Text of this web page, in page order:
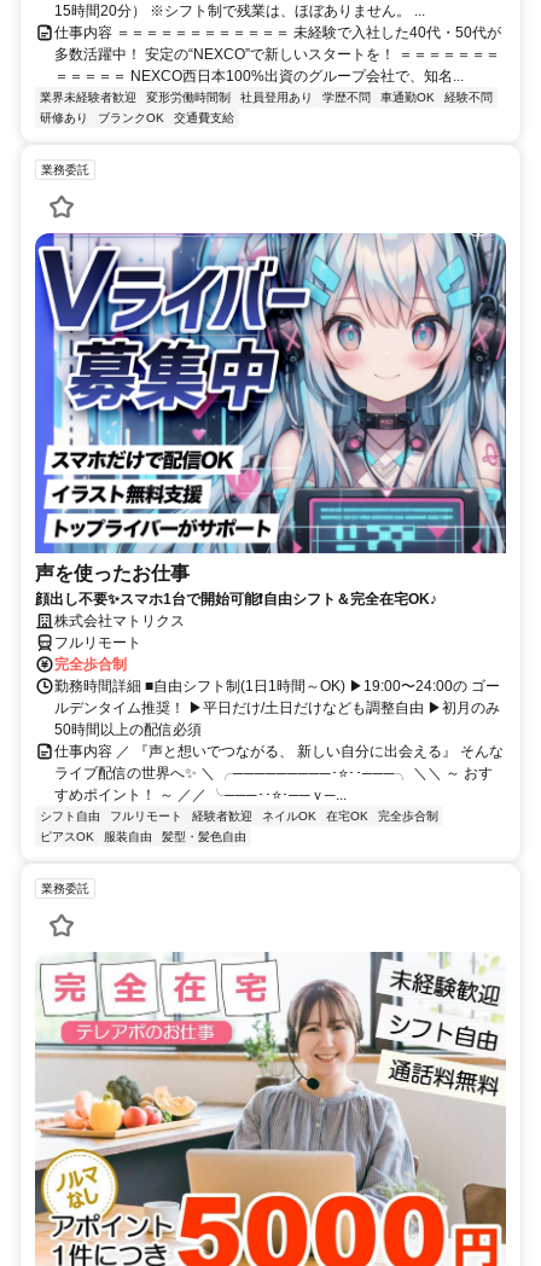
15時間20分） ※シフト制で残業は、ほぼありません。 ...
仕事内容 ＝＝＝＝＝＝＝＝＝＝＝＝ 未経験で入社した40代・50代が
多数活躍中！ 安定の“NEXCO”で新しいスタートを！ ＝＝＝＝＝＝＝
＝＝＝＝＝ NEXCO西日本100%出資のグループ会社で、知名...
業界未経験者歓迎 変形労働時間制 社員登用あり 学歴不問 車通勤OK
経験不問
研修あり
ブランクOK 交通費支給
業務委託
声を使ったお仕事
顔出し不要✨スマホ1台で開始可能❗自由シフト＆完全在宅OK♪
株式会社マトリクス
フルリモート
完全歩合制
勤務時間詳細 ■自由シフト制(1日1時間～OK) ▶19:00〜24:00の ゴー
ルデンタイム推奨！ ▶平日だけ/土日だけなども調整自由 ▶初月のみ
50時間以上の配信必須
仕事内容 ／ 『声と想いでつながる、 新しい自分に出会える』 そんな
ライブ配信の世界へ✨ ＼ ╭─────────･⭐･･───╮ ＼＼ ～ おす
すめポイント！ ～ ／／ ╰───･･⭐･──ｖ─...
シフト自由 フルリモート 経験者歓迎 ネイルOK 在宅OK
完全歩合制
ピアスOK
服装自由 髪型・髪色自由
業務委託